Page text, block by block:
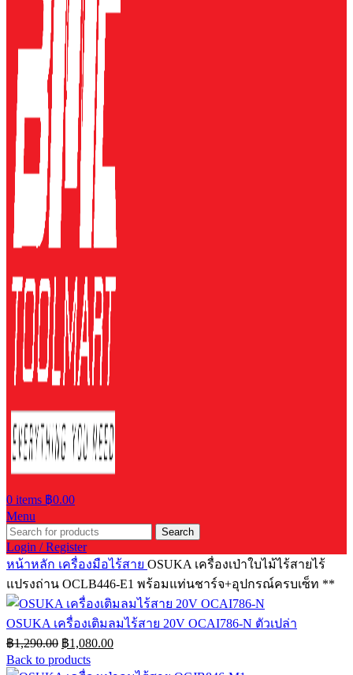
0 items ฿0.00
Menu
Search
Login / Register
หน้าหลัก เครื่องมือไร้สาย OSUKA เครื่องเป่าใบไม้ไร้สายไร้
แปรงถ่าน OCLB446-E1 พร้อมแท่นชาร์จ+อุปกรณ์ครบเซ็ท **
OSUKA เครื่องเติมลมไร้สาย 20V OCAI786-N ตัวเปล่า
฿1,290.00 Original
price
was:
฿1,080.00Current
price
Back to products